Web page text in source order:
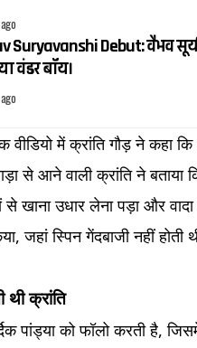
Suryavanshi Debut: वैभव
वंडर बॉय।
वीडियो में क्रांति गौड़ ने कहा
से आने वाली क्रांति ने
से खाना उधार लेना पड़ा और
स्पिन गेंदबाजी नहीं होती
थी क्रांति
पांड्या को फॉलो करती